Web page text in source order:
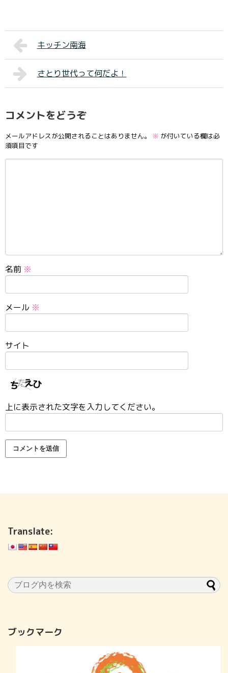
キッチン南海
さとり世代って何だよ！
コメントをどうぞ
メールアドレスが公開されることはありません。 ※ が付いている欄は必
須項目です
名前 ※
メール ※
サイト
上に表示された文字を入力してください。
Translate:
ブックマーク